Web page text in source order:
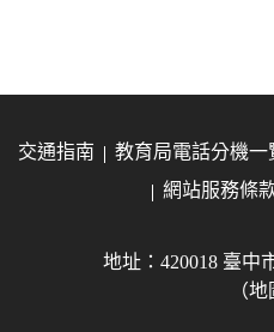
交通指南 教育局電話分機一
網站服務條
地址：420018 臺中
（地